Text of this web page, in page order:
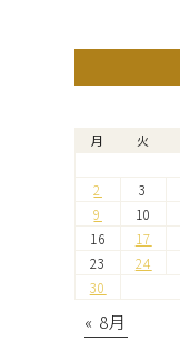
月 火
2
3
9
10
16
17
23
24
30
« 8月